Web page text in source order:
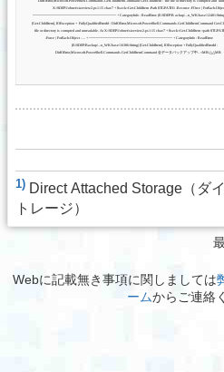
1) Direct Attached Storage（ダ
トレージ）
Webに記載無き事項に関しましては
ームからご連絡